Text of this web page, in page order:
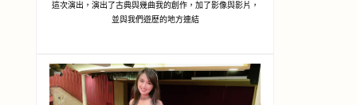
這次演出，演出了古典與幾曲我的創作，加了影像與影片，
並與我們遊歷的地方連結